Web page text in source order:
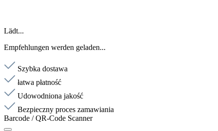
Lädt...
Empfehlungen werden geladen...
Szybka dostawa
łatwa płatność
Udowodniona jakość
Bezpieczny proces zamawiania
Barcode / QR-Code Scanner